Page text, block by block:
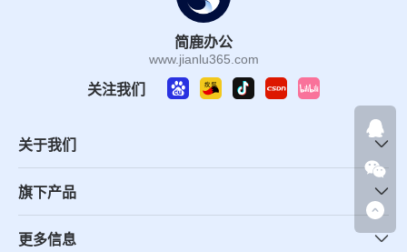
简鹿办公
www.jianlu365.com
关注我们
关于我们
旗下产品
更多信息